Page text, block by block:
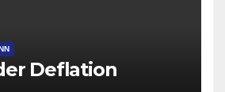
Deflation